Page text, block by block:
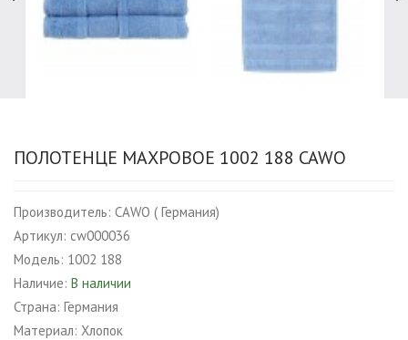
ПОЛОТЕНЦЕ МАХРОВОЕ 1002 188 CAWO
Производитель: CAWO ( Германия)
Артикул: cw000036
Модель: 1002 188
Наличие: В наличии
Страна: Германия
Материал: Хлопок